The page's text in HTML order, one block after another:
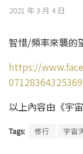
2021 年 3 月 4 日
智惜/頻率來襲的
https://
以上內容由《宇
Tags: 修行 宇宙